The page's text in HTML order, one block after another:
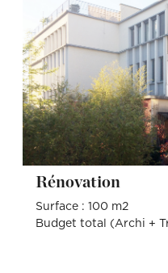
Rénovation
Surface : 100 m2
Budget total (Archi +